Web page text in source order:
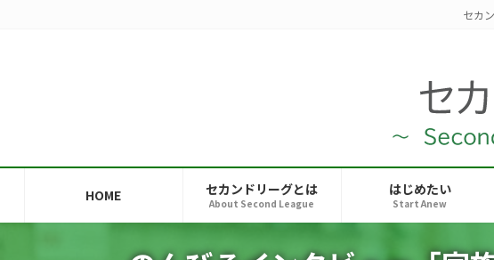
セカ
HOME セカンドリーグとは
About Second League
はじめたい
Start Anew